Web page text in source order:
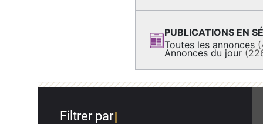
PUBLICATIONS EN
Toutes les annonces
Annonces du jour
Filtrer par